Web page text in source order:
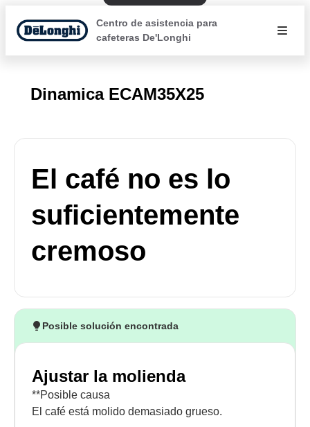
Centro de asistencia para
cafeteras De'Longhi
Dinamica ECAM35X25
El café no es lo
suficientemente
cremoso
Posible solución encontrada
Ajustar la molienda
**Posible causa
El café está molido demasiado grueso.